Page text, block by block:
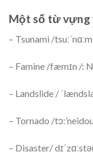
Một số từ vựng
– Tsunami /
– Famine /fæmɪn /:
– Landslide /
– Tornado /
– Disaster/